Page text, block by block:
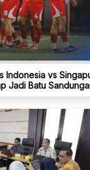
Indonesia vs
Jadi Batu